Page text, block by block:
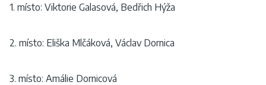
1. místo: Viktorie Galasová, Bedřich Hýža
2. místo: Eliška Mlčáková, Václav Dornica
3. místo: Amálie Dornicová